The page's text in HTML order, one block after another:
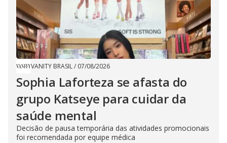
VANITY BRASIL/ 07/08/2026
Sophia Laforteza se afasta do
grupo Katseye para cuidar da
saúde mental
Decisão de pausa temporária das atividades promocionais
foi recomendada por equipe médica